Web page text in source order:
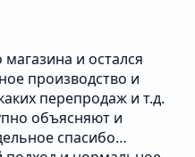
и остался
производство и
перепродаж и т.д.
объясняют и
спасибо